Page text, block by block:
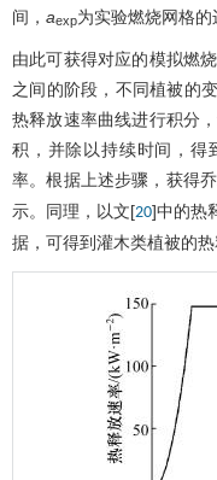
间， aexp为实验燃烧网格的
由此可获得对应的模拟燃
之间的阶段，不同植被的
热释放速率曲线进行积分
积，并除以持续时间，得
率。根据上述步骤，获得
示。同理，以文[20]中的热
据，可得到灌木类植被的